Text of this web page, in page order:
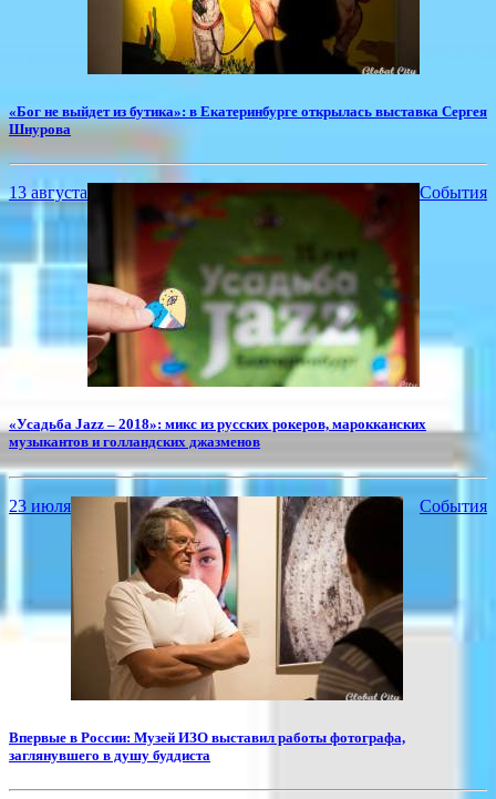
«Бог не выйдет из бутика»: в Екатеринбурге открылась выставка Сергея
Шнурова
13 августа События
«Усадьба Jazz – 2018»: микс из русских рокеров, марокканских
музыкантов и голландских джазменов
23 июля События
Впервые в России: Музей ИЗО выставил работы фотографа,
заглянувшего в душу буддиста